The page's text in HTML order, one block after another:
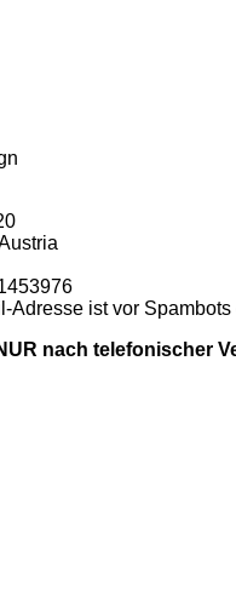
Adresse ist vor
nach telefonischer